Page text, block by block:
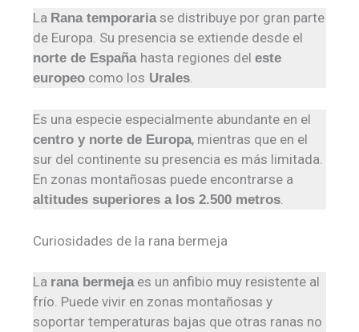
La Rana temporariase distribuye por gran parte
de Europa. Su presencia se extiende desde el
norte de España hasta regiones deleste
europeo como los Urales
Es una especie especialmente abundante en el
centro y norte de Europa, mientras que en el
sur del continente su presencia es más limitada.
En zonas montañosas puede encontrarse a
altitudes superiores a los 2.500 metros
Curiosidades de la rana bermeja
La rana bermejaes un anfibio muy resistente al
frío. Puede vivir en zonas montañosas y
soportar temperaturas bajas que otras ranas no